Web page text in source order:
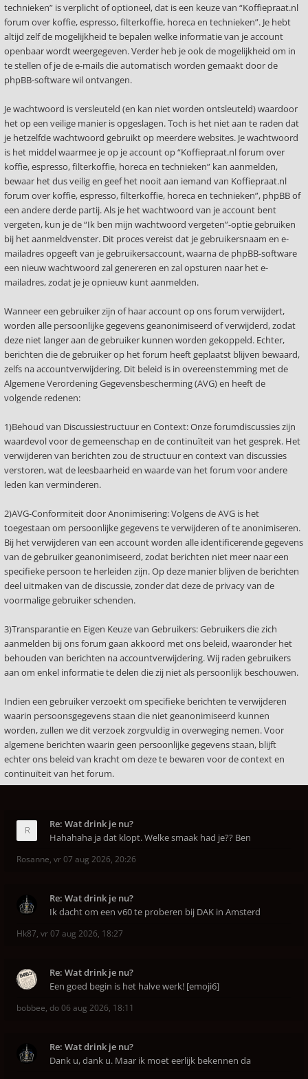
technieken” is verplicht of optioneel, dat is een keuze van “Koffiepraat.nl
forum over koffie, espresso, filterkoffie, horeca en technieken”. Je hebt
altijd zelf de mogelijkheid te bepalen welke informatie van je account
openbaar wordt weergegeven. Verder heb je ook de mogelijkheid om in
te stellen of je de e-mails die automatisch worden gemaakt door de
phpBB-software wil ontvangen.
Je wachtwoord is versleuteld (en kan niet worden ontsleuteld) waardoor
het op een veilige manier is opgeslagen. Toch is het niet aan te raden dat
je hetzelfde wachtwoord gebruikt op meerdere websites. Je wachtwoord
is het middel waarmee je op je account op “Koffiepraat.nl forum over
koffie, espresso, filterkoffie, horeca en technieken” kan aanmelden,
bewaar het dus veilig en geef het nooit aan iemand van Koffiepraat.nl
forum over koffie, espresso, filterkoffie, horeca en technieken”, phpBB of
een andere derde partij. Als je het wachtwoord van je account bent
vergeten, kun je de “Ik ben mijn wachtwoord vergeten”-optie gebruiken
bij het aanmeldvenster. Dit proces vereist dat je gebruikersnaam en e-
mailadres opgeeft van je gebruikersaccount, waarna de phpBB-software
een nieuw wachtwoord zal genereren en zal opsturen naar het e-
mailadres, zodat je je opnieuw kunt aanmelden.
Wanneer een gebruiker zijn of haar account op ons forum verwijdert,
worden alle persoonlijke gegevens geanonimiseerd of verwijderd, zodat
deze niet langer aan de gebruiker kunnen worden gekoppeld. Echter,
berichten die de gebruiker op het forum heeft geplaatst blijven bewaard,
zelfs na accountverwijdering. Dit beleid is in overeenstemming met de
Algemene Verordening Gegevensbescherming (AVG) en heeft de
volgende redenen:
1)Behoud van Discussiestructuur en Context: Onze forumdiscussies zijn
waardevol voor de gemeenschap en de continuïteit van het gesprek. Het
verwijderen van berichten zou de structuur en context van discussies
verstoren, wat de leesbaarheid en waarde van het forum voor andere
leden kan verminderen.
2)AVG-Conformiteit door Anonimisering: Volgens de AVG is het
toegestaan om persoonlijke gegevens te verwijderen of te anonimiseren.
Bij het verwijderen van een account worden alle identificerende gegevens
van de gebruiker geanonimiseerd, zodat berichten niet meer naar een
specifieke persoon te herleiden zijn. Op deze manier blijven de berichten
deel uitmaken van de discussie, zonder dat deze de privacy van de
voormalige gebruiker schenden.
3)Transparantie en Eigen Keuze van Gebruikers: Gebruikers die zich
aanmelden bij ons forum gaan akkoord met ons beleid, waaronder het
behouden van berichten na accountverwijdering. Wij raden gebruikers
aan om enkel informatie te delen die zij niet als persoonlijk beschouwen.
Indien een gebruiker verzoekt om specifieke berichten te verwijderen
waarin persoonsgegevens staan die niet geanonimiseerd kunnen
worden, zullen we dit verzoek zorgvuldig in overweging nemen. Voor
algemene berichten waarin geen persoonlijke gegevens staan, blijft
echter ons beleid van kracht om deze te bewaren voor de context en
continuïteit van het forum.
Re: Wat drink je nu?
Hahahaha ja dat klopt. Welke smaak had je?? Ben
Rosanne, vr 07 aug 2026, 20:26
Re: Wat drink je nu?
Ik dacht om een v60 te proberen bij DAK in Amsterd
Hk87, vr 07 aug 2026, 18:27
Re: Wat drink je nu?
Een goed begin is het halve werk! [emoji6]
bobbee, do 06 aug 2026, 18:11
Re: Wat drink je nu?
Dank u, dank u. Maar ik moet eerlijk bekennen da